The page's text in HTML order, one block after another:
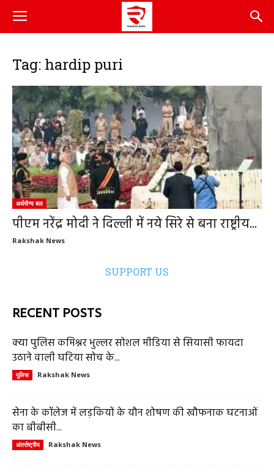
Tag: hardip puri
अर्धसैन्य बल
पीएम नरेंद्र मोदी ने दिल्ली में नये सिरे से बना राष्ट्रीय...
Rakshak News
SUPPORT US
RECENT POSTS
क्या पुलिस कमिश्नर भुल्लर सोशल मीडिया से सियासी फायदा
उठाने वाली घटिया सोच के...
पुलिस Rakshak News
सेना के कॉलेज में लड़कियों के यौन शोषण की खौफनाक घटनाओं
का बीबीसी...
अंतर्राष्ट्रीय Rakshak News